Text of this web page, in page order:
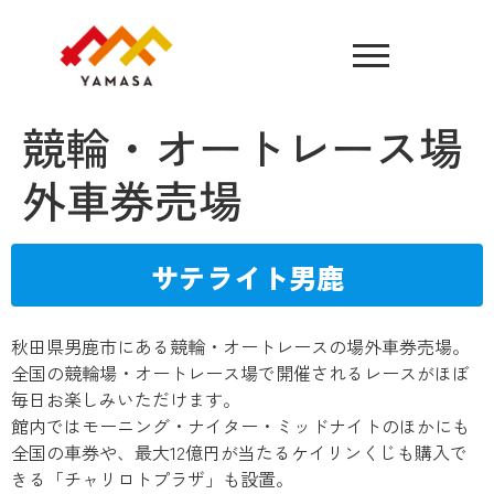
競輪・オートレース場
外車券売場
サテライト男鹿
秋田県男鹿市にある競輪・オートレースの場外車券売場。
全国の競輪場・オートレース場で開催されるレースがほぼ
毎日お楽しみいただけます。
館内ではモーニング・ナイター・ミッドナイトのほかにも
全国の車券や、最大12億円が当たるケイリンくじも購入で
きる「チャリロトプラザ」も設置。